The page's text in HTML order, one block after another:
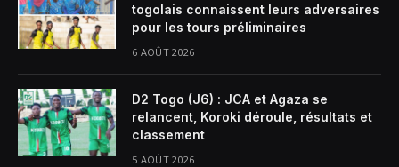
togolais connaissent leurs adversaires
pour les tours préliminaires
6 AOÛT 2026
D2 Togo (J6) : JCA et Agaza se
relancent, Koroki déroule, résultats et
classement
5 AOÛT 2026